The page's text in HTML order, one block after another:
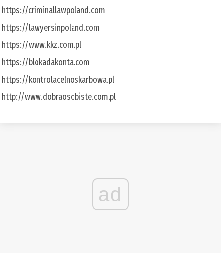
https://criminallawpoland.com
https://lawyersinpoland.com
https://www.kkz.com.pl
https://blokadakonta.com
https://kontrolacelnoskarbowa.pl
http://www.dobraosobiste.com.pl
ad